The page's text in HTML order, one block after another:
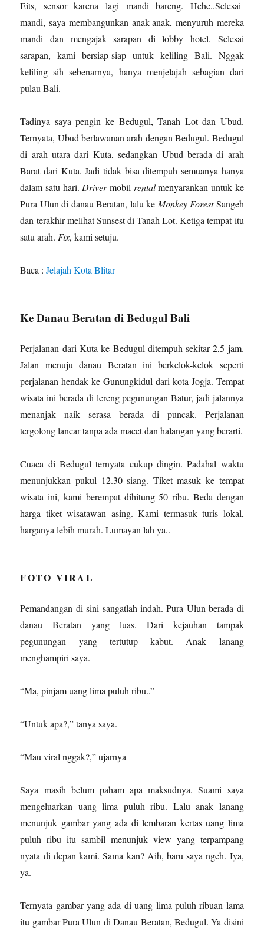
Eits, sensor karena lagi mandi bareng. Hehe..Selesai
mandi, saya membangunkan anak-anak, menyuruh mereka
mandi dan mengajak sarapan di lobby hotel. Selesai
sarapan, kami bersiap-siap untuk keliling Bali. Nggak
keliling sih sebenarnya, hanya menjelajah sebagian dari
pulau Bali.
Tadinya saya pengin ke Bedugul, Tanah Lot dan Ubud.
Ternyata, Ubud berlawanan arah dengan Bedugul. Bedugul
di arah utara dari Kuta, sedangkan Ubud berada di arah
Barat dari Kuta. Jadi tidak bisa ditempuh semuanya hanya
dalam satu hari.Drivermobil rentalmenyarankan untuk ke
Pura Ulun di danau Beratan, lalu ke Monkey ForestSangeh
dan terakhir melihat Sunsest di Tanah Lot. Ketiga tempat itu
satu arah.Fix, kami setuju.
Baca :Jelajah Kota Blitar
Ke Danau Beratan di Bedugul Bali
Perjalanan dari Kuta ke Bedugul ditempuh sekitar 2,5 jam.
Jalan menuju danau Beratan ini berkelok-kelok seperti
perjalanan hendak ke Gunungkidul dari kota Jogja. Tempat
wisata ini berada di lereng pegunungan Batur, jadi jalannya
menanjak naik serasa berada di puncak. Perjalanan
tergolong lancar tanpa ada macet dan halangan yang berarti.
Cuaca di Bedugul ternyata cukup dingin. Padahal waktu
menunjukkan pukul 12.30 siang. Tiket masuk ke tempat
wisata ini, kami berempat dihitung 50 ribu. Beda dengan
harga tiket wisatawan asing. Kami termasuk turis lokal,
harganya lebih murah. Lumayan lah ya..
FOTO VIRAL
Pemandangan di sini sangatlah indah. Pura Ulun berada di
danau Beratan yang luas. Dari kejauhan tampak
pegunungan yang tertutup kabut. Anak lanang
menghampiri saya.
“Ma, pinjam uang lima puluh ribu..”
“Untuk apa?,” tanya saya.
“Mau viral nggak?,” ujarnya
Saya masih belum paham apa maksudnya. Suami saya
mengeluarkan uang lima puluh ribu. Lalu anak lanang
menunjuk gambar yang ada di lembaran kertas uang lima
puluh ribu itu sambil menunjuk view yang terpampang
nyata di depan kami. Sama kan? Aih, baru saya ngeh. Iya,
ya.
Ternyata gambar yang ada di uang lima puluh ribuan lama
itu gambar Pura Ulun di Danau Beratan, Bedugul. Ya disini